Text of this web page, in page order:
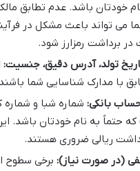
خودتان باشد. عدم تطابق
می تواند باعث مشکل در
برداشت رمزارز شود.
تولد، آدرس دقیق، جنسیت:
با مدارک شناسایی شما
بانکی: شماره شبا و
حتماً به نام خودتان باشد.
ریالی ضروری هستند.
(در صورت نیاز): برخی سطوح